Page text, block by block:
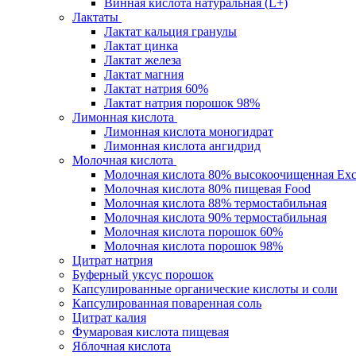
Лактаты
Лактат кальция гранулы
Лактат цинка
Лактат железа
Лактат магния
Лактат натрия 60%
Лактат натрия порошок 98%
Лимонная кислота
Лимонная кислота моногидрат
Лимонная кислота ангидрид
Молочная кислота
Молочная кислота 80% высокоочищенная
Молочная кислота 80% пищевая Food
Молочная кислота 88% термостабильная
Молочная кислота 90% термостабильная
Молочная кислота порошок 60%
Молочная кислота порошок 98%
Цитрат натрия
Буферный уксус порошок
Капсулированные органические кислоты и соли
Капсулированная поваренная соль
Цитрат калия
Фумаровая кислота пищевая
Яблочная кислота